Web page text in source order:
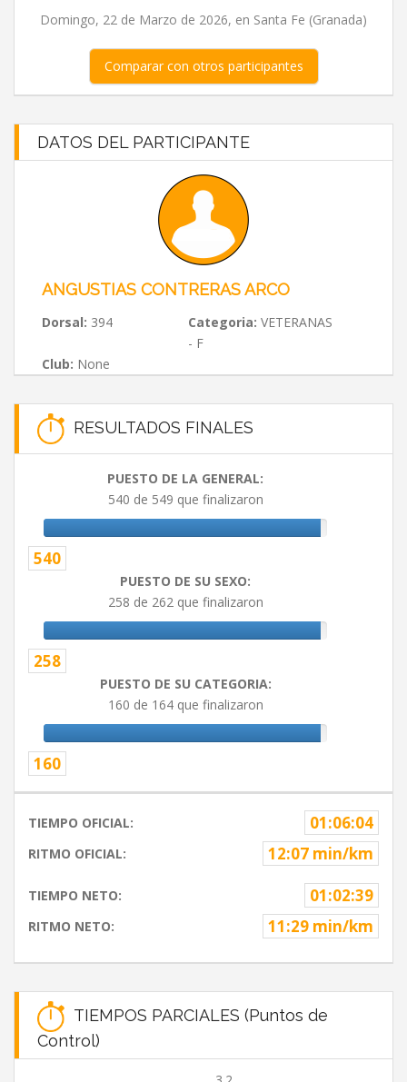
Domingo, 22 de Marzo de 2026, en Santa Fe (Granada)
Comparar con otros participantes
DATOS DEL PARTICIPANTE
ANGUSTIAS CONTRERAS ARCO
Dorsal: 394 Categoria: VETERANAS
- F
Club: None
RESULTADOS FINALES
PUESTO DE LA GENERAL:
540 de 549 que finalizaron
540
PUESTO DE SU SEXO:
258 de 262 que finalizaron
258
PUESTO DE SU CATEGORIA:
160 de 164 que finalizaron
160
TIEMPO OFICIAL: 01:06:04
RITMO OFICIAL: 12:07 min/km
TIEMPO NETO: 01:02:39
RITMO NETO: 11:29 min/km
TIEMPOS PARCIALES (Puntos de
Control)